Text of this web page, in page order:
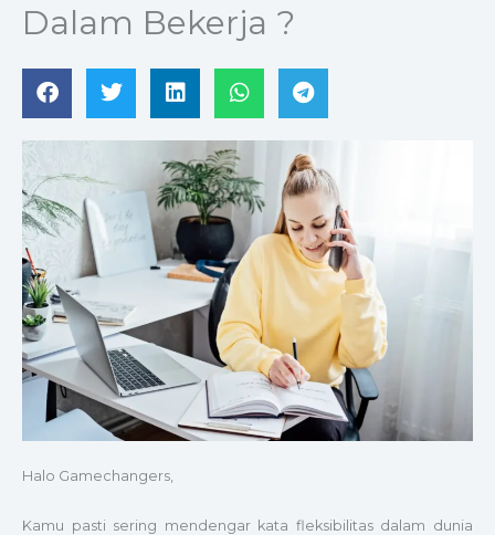
Dalam Bekerja ?
Halo Gamechangers,
Kamu pasti sering mendengar kata fleksibilitas dalam dunia